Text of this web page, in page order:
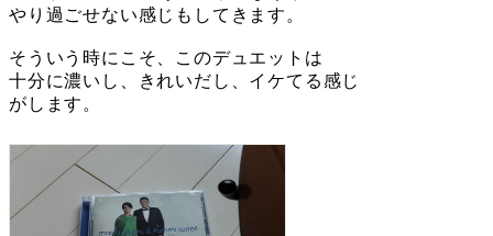
やり過ごせない感じもしてきます。
そういう時にこそ、このデュエットは
十分に濃いし、きれいだし、イケてる感じ
がします。